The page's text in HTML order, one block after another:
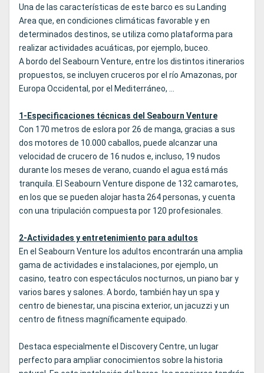
Una de las características de este barco es su Landing
Area que, en condiciones climáticas favorable y en
determinados destinos, se utiliza como plataforma para
realizar actividades acuáticas, por ejemplo, buceo.
A bordo del Seabourn Venture, entre los distintos itinerarios
propuestos, se incluyen cruceros por el río Amazonas, por
Europa Occidental, por el Mediterráneo, …
1-Especificaciones técnicas del Seabourn Venture
Con 170 metros de eslora por 26 de manga, gracias a sus
dos motores de 10.000 caballos, puede alcanzar una
velocidad de crucero de 16 nudos e, incluso, 19 nudos
durante los meses de verano, cuando el agua está más
tranquila. El Seabourn Venture dispone de 132 camarotes,
en los que se pueden alojar hasta 264 personas, y cuenta
con una tripulación compuesta por 120 profesionales.
2-Actividades y entretenimiento para adultos
En el Seabourn Venture los adultos encontrarán una amplia
gama de actividades e instalaciones, por ejemplo, un
casino, teatro con espectáculos nocturnos, un piano bar y
varios bares y salones. A bordo, también hay un spa y
centro de bienestar, una piscina exterior, un jacuzzi y un
centro de fitness magníficamente equipado.
Destaca especialmente el Discovery Centre, un lugar
perfecto para ampliar conocimientos sobre la historia